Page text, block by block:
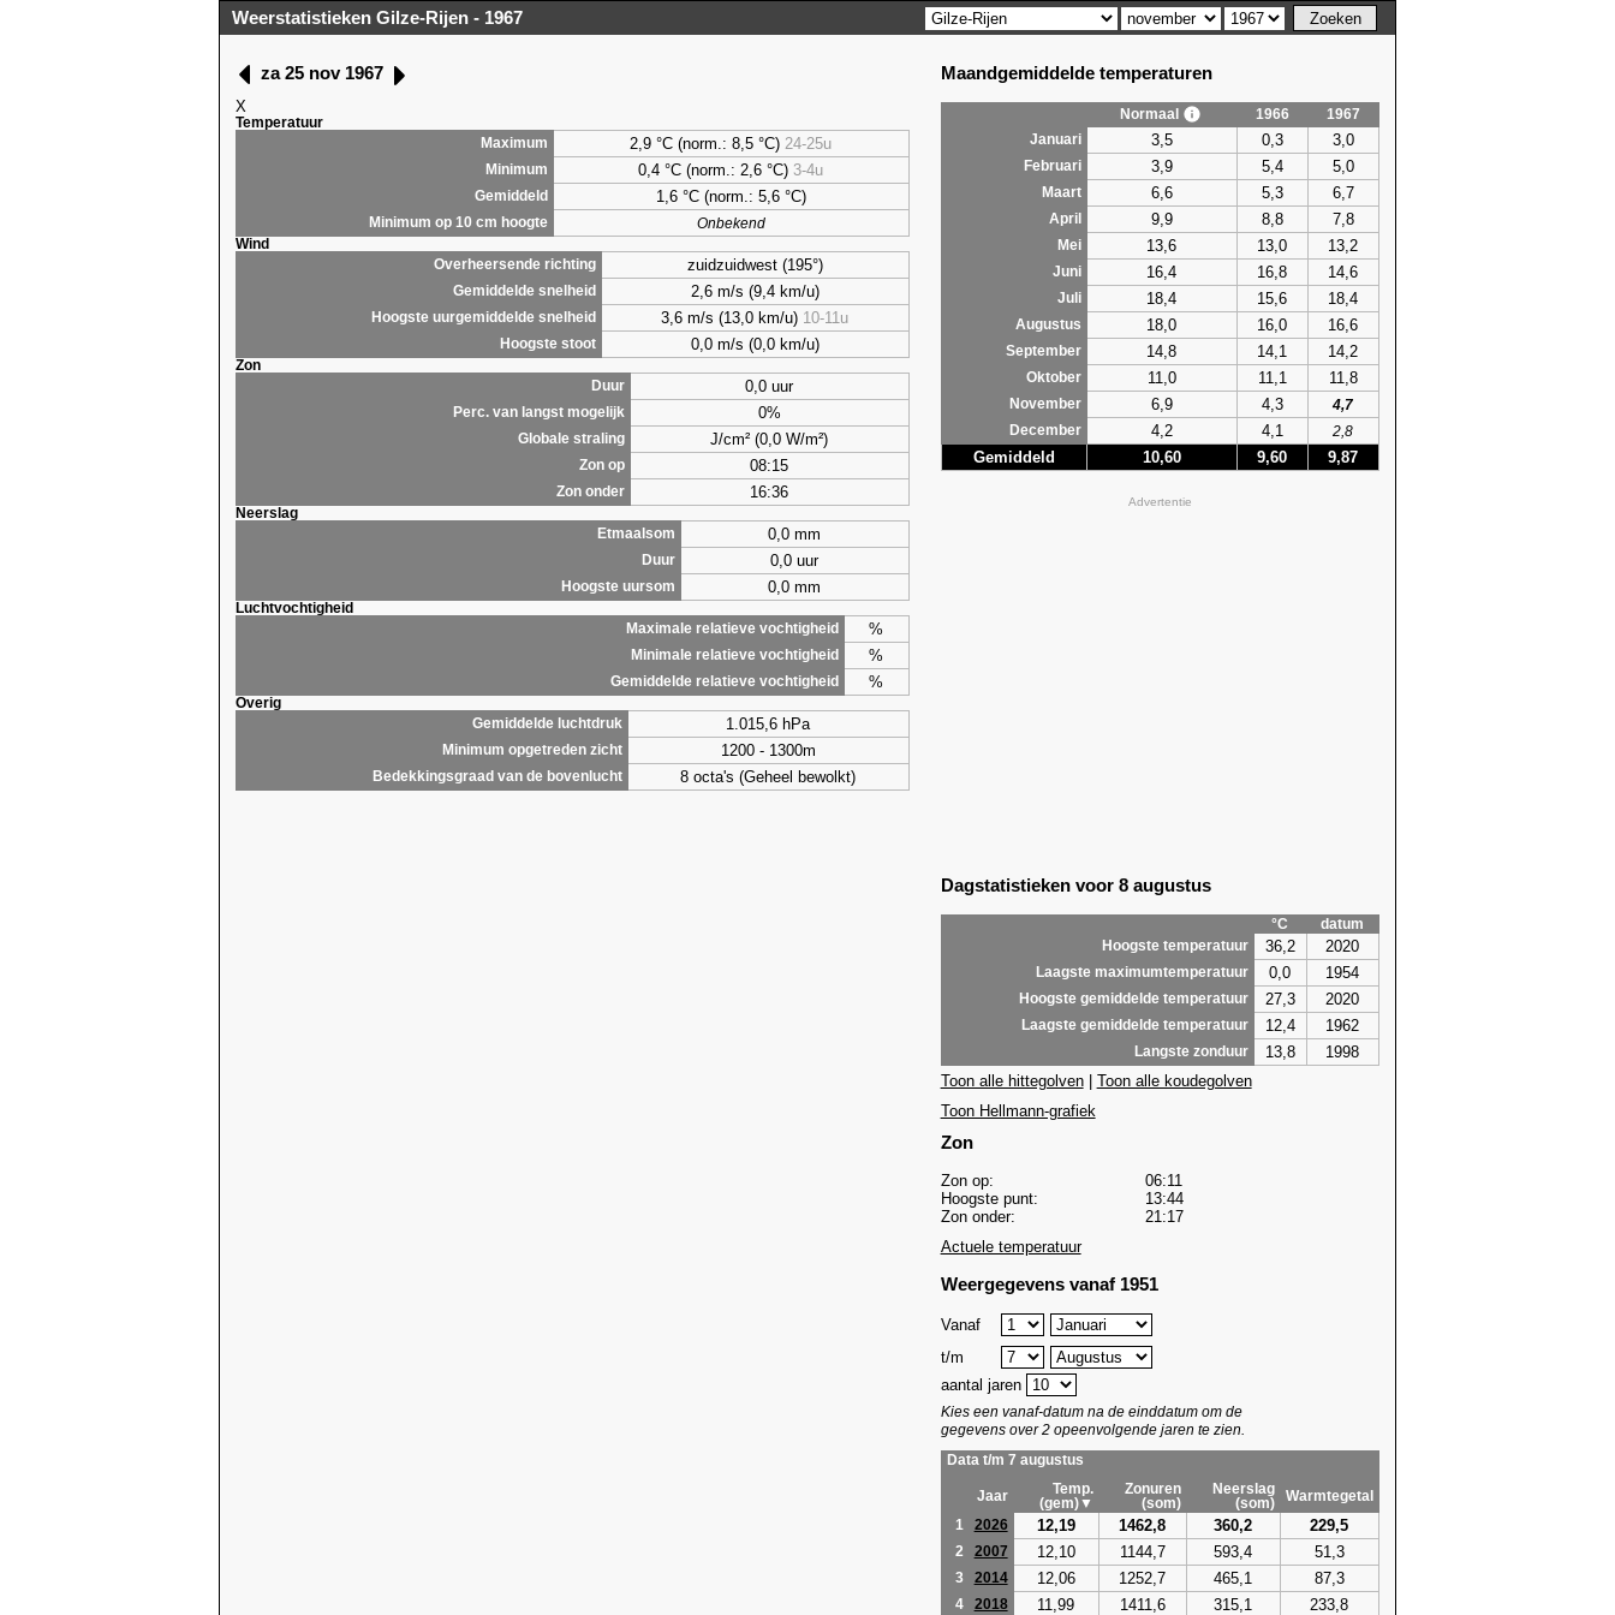
Weerstatistieken Gilze-Rijen - 1967
za 25 nov 1967
X
Temperatuur
Maximum
2,9 °C (norm.: 8,5 °C) 24-25u
Minimum 0,4 °C (norm.: 2,6 °C) 3-4u
Gemiddeld 1,6 °C (norm.: 5,6 °C)
Minimum op 10 cm hoogte
Onbekend
Wind
Overheersende richting
zuidzuidwest (195°)
Gemiddelde snelheid 2,6 m/s (9,4 km/u)
Hoogste uurgemiddelde snelheid 3,6 m/s (13,0 km/u) 10-11u
Hoogste stoot 0,0 m/s (0,0 km/u)
Zon
Duur
0,0 uur
Perc. van langst mogelijk 0%
Globale straling J/cm² (0,0 W/m²)
Zon op 08:15
Zon onder 16:36
Neerslag
Etmaalsom
0,0 mm
Duur 0,0 uur
Hoogste uursom 0,0 mm
Luchtvochtigheid
Maximale relatieve vochtigheid
%
Minimale relatieve vochtigheid %
Gemiddelde relatieve vochtigheid %
Overig
Gemiddelde luchtdruk
1.015,6 hPa
Minimum opgetreden zicht 1200 - 1300m
Bedekkingsgraad van de bovenlucht 8 octa's (Geheel bewolkt)
Maandgemiddelde temperaturen
Normaal 1966
1967
Januari
3,5 0,3 3,0
Februari 3,9 5,4 5,0
Maart 6,6 5,3 6,7
April 9,9 8,8 7,8
Mei 13,6 13,0 13,2
Juni 16,4 16,8 14,6
Juli 18,4 15,6 18,4
Augustus 18,0 16,0 16,6
September 14,8 14,1 14,2
Oktober 11,0 11,1 11,8
November 6,9 4,3
4,7
December
4,2 4,1 2,8
Gemiddeld 10,60 9,60 9,87
Advertentie
Dagstatistieken voor 8 augustus
°C
datum
Hoogste temperatuur
36,2 2020
Laagste maximumtemperatuur 0,0 1954
Hoogste gemiddelde temperatuur 27,3 2020
Laagste gemiddelde temperatuur 12,4 1962
Langste zonduur 13,8
1998
Toon alle hittegolven| Toon alle koudegolven
Toon Hellmann-grafiek
Zon
Zon op:
06:11
Hoogste punt:
13:44
Zon onder:
21:17
Actuele temperatuur
Weergegevens vanaf 1951
Vanaf
t/m
aantal jaren
Kies een vanaf-datum na de einddatum om de
gegevens over 2 opeenvolgende jaren te zien.
Data t/m 7 augustus
Jaar
Temp.
(gem)▼
Zonuren
(som)
Neerslag
(som)
Warmtegetal
1
2026 12,19 1462,8 360,2 229,5
2 2007 12,10 1144,7 593,4 51,3
3 2014 12,06 1252,7 465,1 87,3
4 2018 11,99 1411,6 315,1 233,8